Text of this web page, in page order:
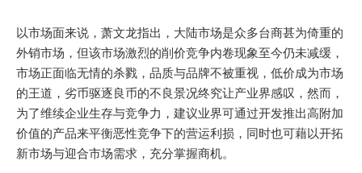
以市场面来说，萧文龙指出，大陆市场是众多台商甚为倚重的
外销市场，但该市场激烈的削价竞争内卷现象至今仍未减缓，
市场正面临无情的杀戮，品质与品牌不被重视，低价成为市场
的王道，劣币驱逐良币的不良景况终究让产业界感叹，然而，
为了维续企业生存与竞争力，建议业界可通过开发推出高附加
价值的产品来平衡恶性竞争下的营运利损，同时也可藉以开拓
新市场与迎合市场需求，充分掌握商机。